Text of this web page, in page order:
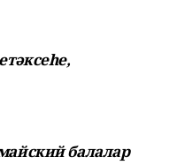
балалар